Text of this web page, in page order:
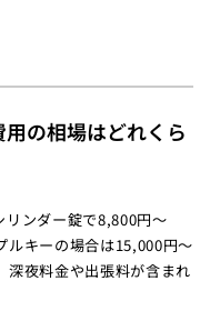
の相場はどれくら
リンダー錠で8,800円〜
ルキーの場合は15,000円〜
深夜料金や出張料が含まれ